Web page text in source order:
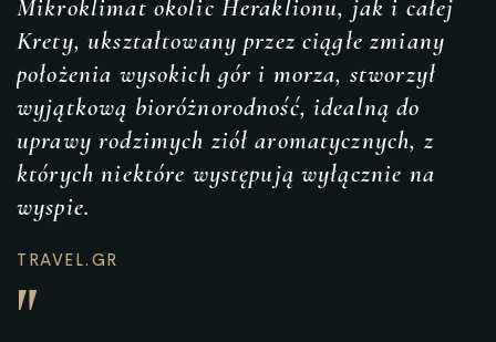
Mikroklimat okolic Heraklionu, jak i całej
Krety, ukształtowany przez ciągłe zmiany
położenia wysokich gór i morza, stworzył
wyjątkową bioróżnorodność, idealną do
uprawy rodzimych ziół aromatycznych, z
których niektóre występują wyłącznie na
wyspie.
TRAVEL.GR
"